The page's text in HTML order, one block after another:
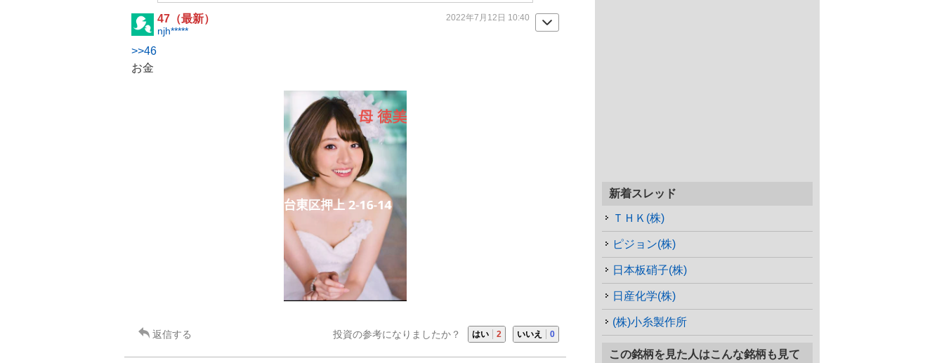
47（最新）
njh*****
2022年7月12日 10:40
>>46
お金
返信する 投資の参考になりましたか？ はい 2 いいえ 0
新着スレッド
ＴＨＫ(株)
ピジョン(株)
日本板硝子(株)
日産化学(株)
(株)小糸製作所
この銘柄を見た人はこんな銘柄も見て